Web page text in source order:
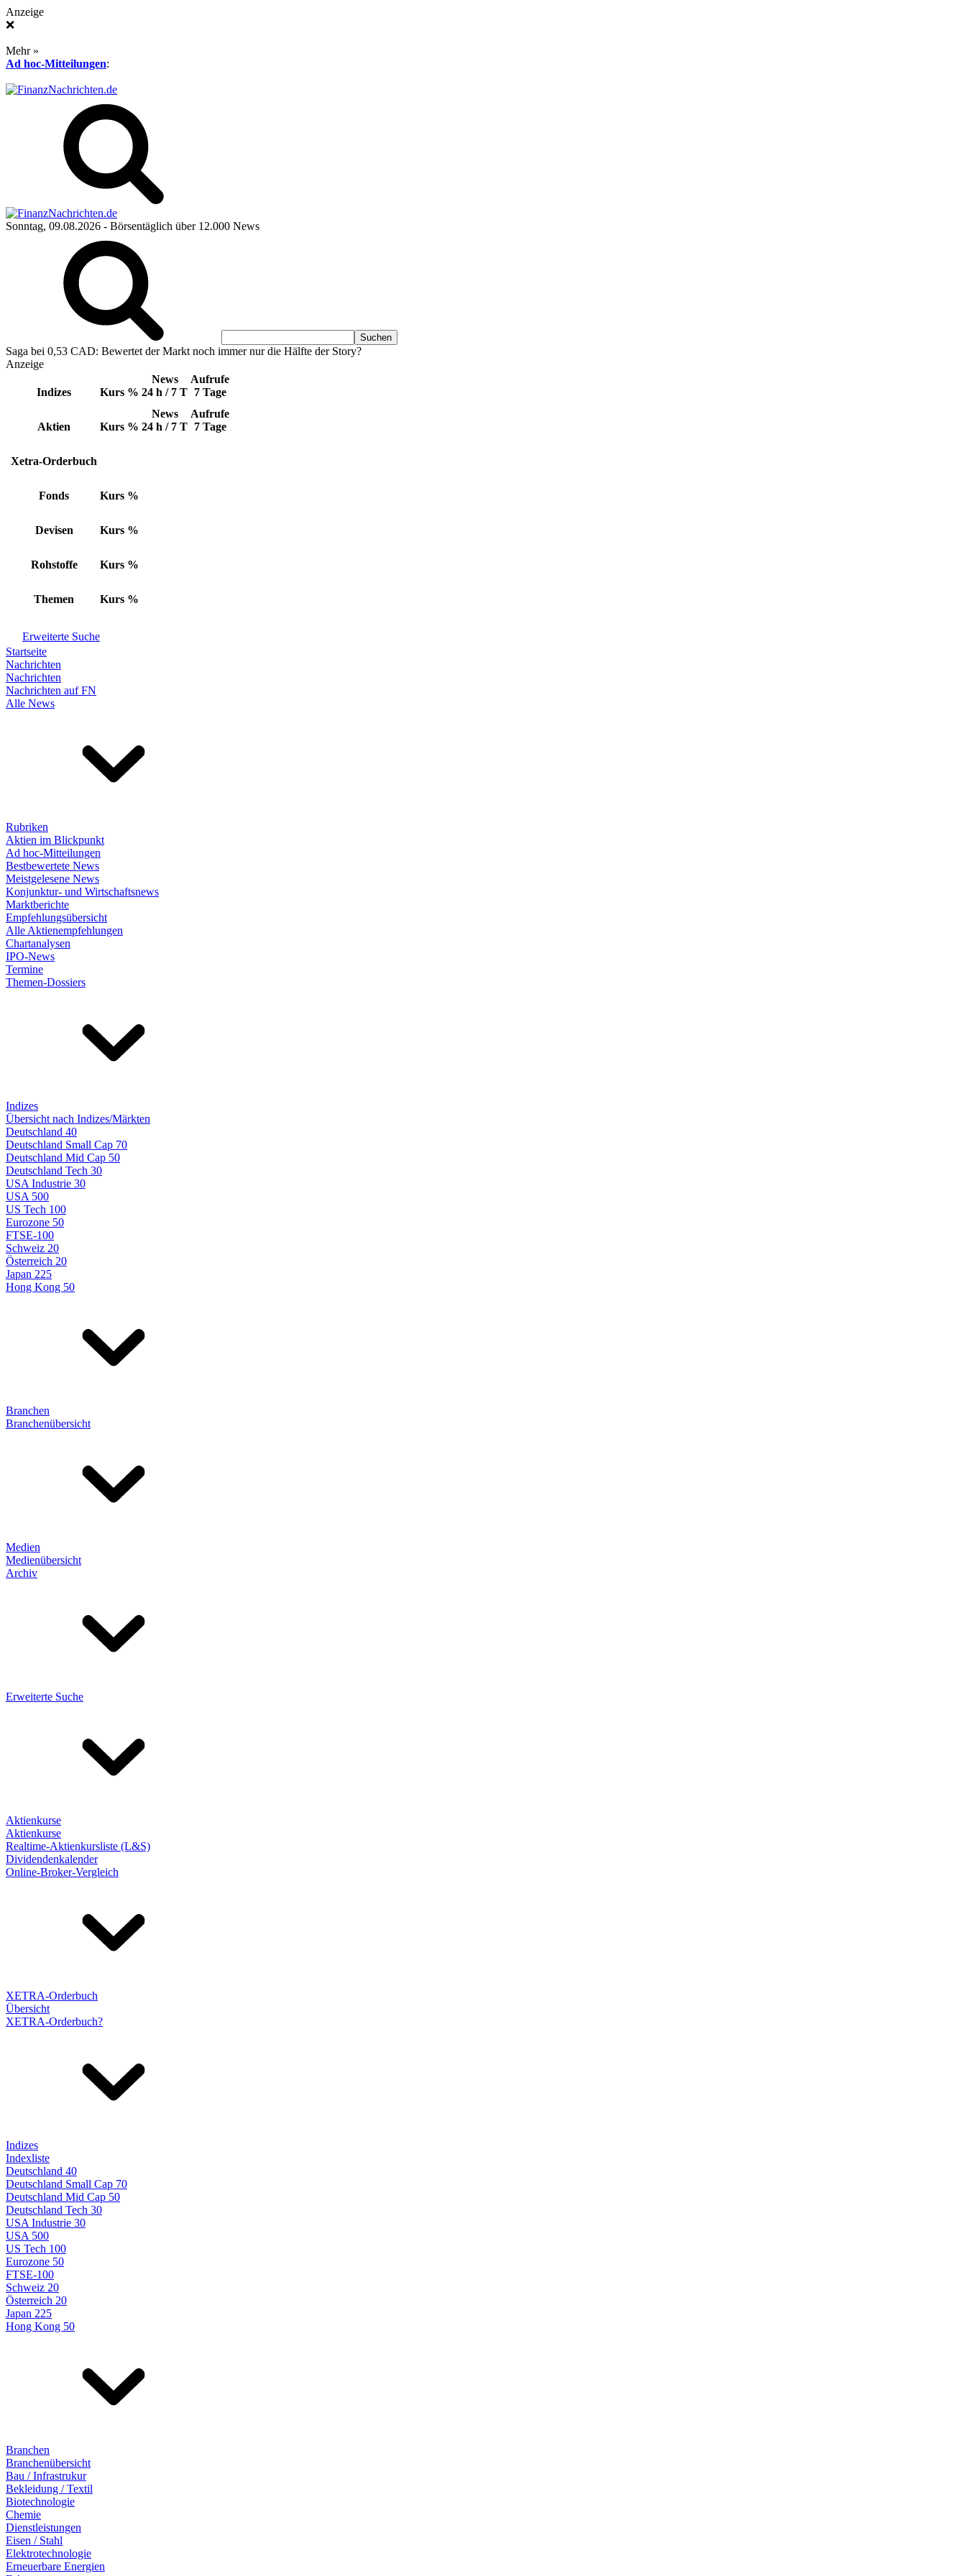
Anzeige
❌
Mehr »
Ad hoc-Mitteilungen:
Sonntag, 09.08.2026 - Börsentäglich über 12.000 News
Saga bei 0,53 CAD: Bewertet der Markt noch immer nur die Hälfte der Story?
Anzeige
Indizes Kurs %
News
24 h / 7 T
Aufrufe
7 Tage
Aktien Kurs %
News
24 h / 7 T
Aufrufe
7 Tage
Xetra-Orderbuch
Fonds Kurs %
Devisen Kurs %
Rohstoffe Kurs %
Themen Kurs %
Erweiterte Suche
Startseite
Nachrichten
Nachrichten
Nachrichten auf FN
Alle News
Rubriken
Aktien im Blickpunkt
Ad hoc-Mitteilungen
Bestbewertete News
Meistgelesene News
Konjunktur- und Wirtschaftsnews
Marktberichte
Empfehlungsübersicht
Alle Aktienempfehlungen
Chartanalysen
IPO-News
Termine
Themen-Dossiers
Indizes
Übersicht nach Indizes/Märkten
Deutschland 40
Deutschland Small Cap 70
Deutschland Mid Cap 50
Deutschland Tech 30
USA Industrie 30
USA 500
US Tech 100
Eurozone 50
FTSE-100
Schweiz 20
Österreich 20
Japan 225
Hong Kong 50
Branchen
Branchenübersicht
Medien
Medienübersicht
Archiv
Erweiterte Suche
Aktienkurse
Aktienkurse
Realtime-Aktienkursliste (L&S)
Dividendenkalender
Online-Broker-Vergleich
XETRA-Orderbuch
Übersicht
XETRA-Orderbuch?
Indizes
Indexliste
Deutschland 40
Deutschland Small Cap 70
Deutschland Mid Cap 50
Deutschland Tech 30
USA Industrie 30
USA 500
US Tech 100
Eurozone 50
FTSE-100
Schweiz 20
Österreich 20
Japan 225
Hong Kong 50
Branchen
Branchenübersicht
Bau / Infrastrukur
Bekleidung / Textil
Biotechnologie
Chemie
Dienstleistungen
Eisen / Stahl
Elektrotechnologie
Erneuerbare Energien